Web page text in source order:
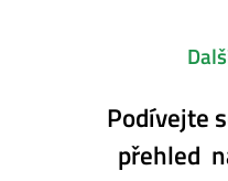
Podívejte
přehled